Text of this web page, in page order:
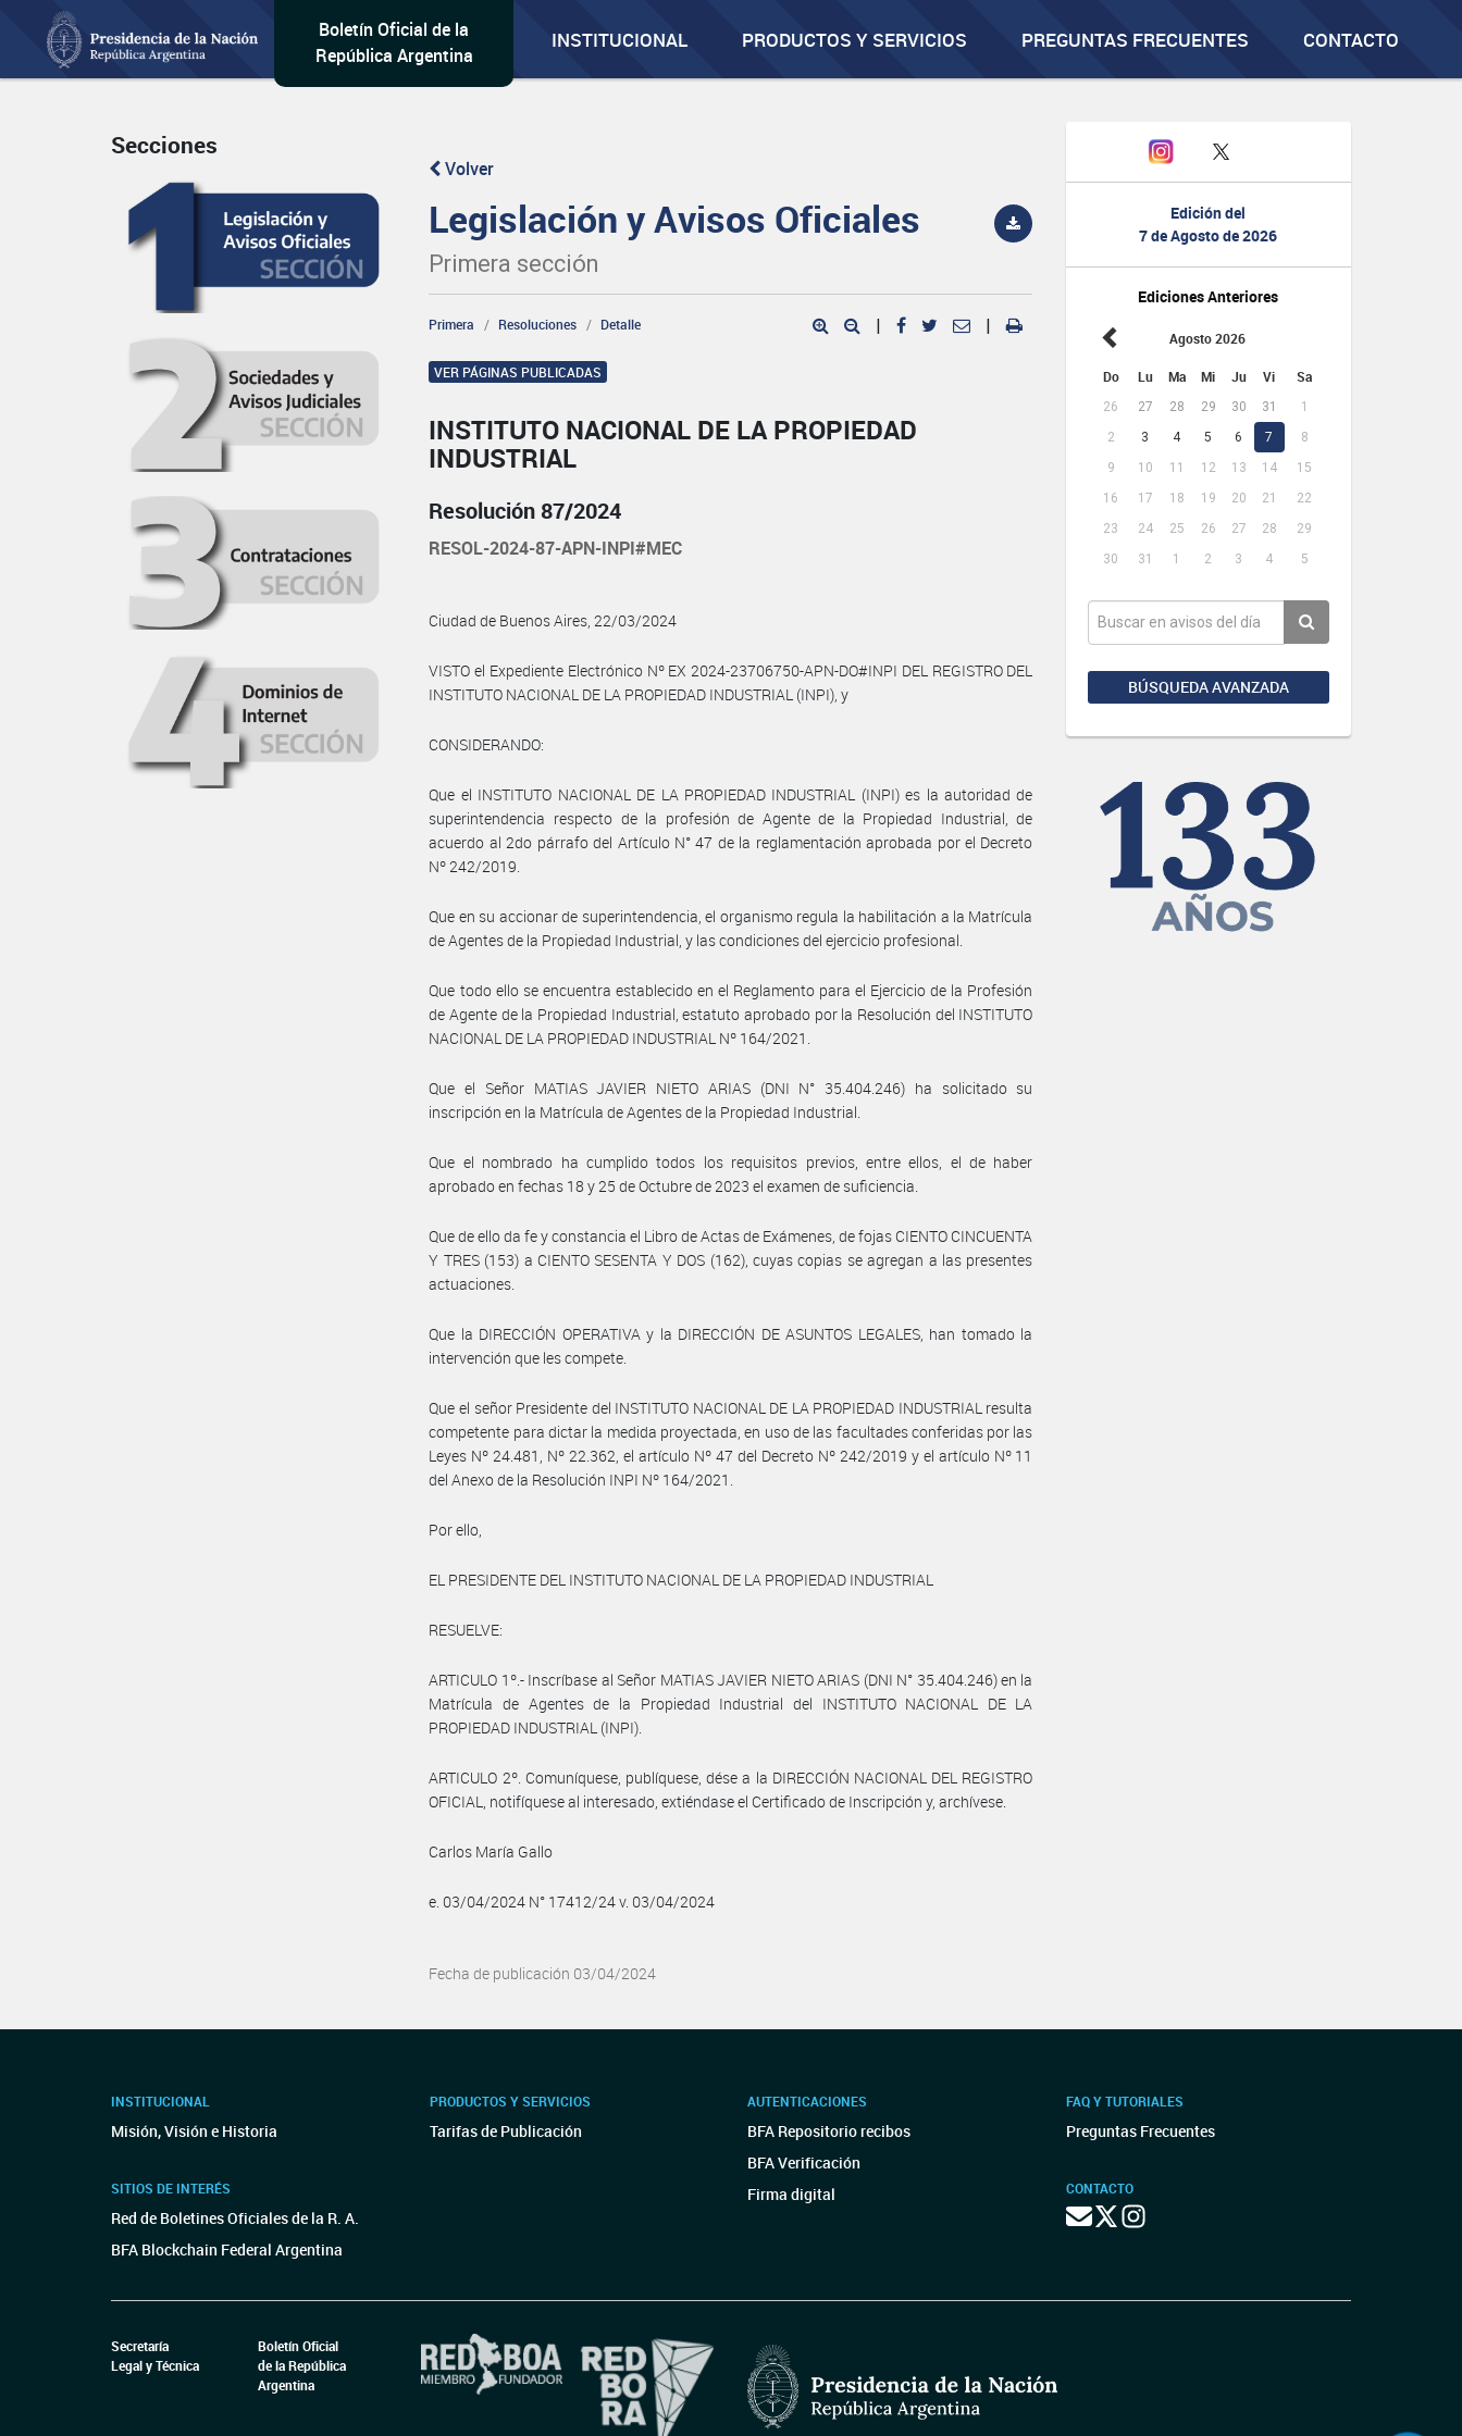
Boletín Oficial de la
República Argentina
INSTITUCIONAL PRODUCTOS Y SERVICIOS PREGUNTAS FRECUENTES CONTACTO
Edición del
7 de Agosto de 2026
Ediciones Anteriores
Agosto 2026
Do Lu Ma Mi Ju Vi Sa
26 27 28 29 30 31
1
2
3 4 5 6 7
8
9
10 11 12 13 14
15
16
17 18 19 20 21
22
23
24 25 26 27 28
29
30
31 1 2 3 4 5
BÚSQUEDA AVANZADA
Secciones
Volver
Legislación y Avisos Oficiales
Primera sección
Primera Resoluciones Detalle | |
VER PÁGINAS PUBLICADAS
INSTITUTO NACIONAL DE LA PROPIEDAD
INDUSTRIAL
Resolución 87/2024
RESOL-2024-87-APN-INPI#MEC
Ciudad de Buenos Aires, 22/03/2024
VISTO el Expediente Electrónico Nº EX 2024-23706750-APN-DO#INPI DEL REGISTRO DEL
INSTITUTO NACIONAL DE LA PROPIEDAD INDUSTRIAL (INPI), y
CONSIDERANDO:
Que el INSTITUTO NACIONAL DE LA PROPIEDAD INDUSTRIAL (INPI) es la autoridad de
superintendencia respecto de la profesión de Agente de la Propiedad Industrial, de
acuerdo al 2do párrafo del Artículo N° 47 de la reglamentación aprobada por el Decreto
Nº 242/2019.
Que en su accionar de superintendencia, el organismo regula la habilitación a la Matrícula
de Agentes de la Propiedad Industrial, y las condiciones del ejercicio profesional.
Que todo ello se encuentra establecido en el Reglamento para el Ejercicio de la Profesión
de Agente de la Propiedad Industrial, estatuto aprobado por la Resolución del INSTITUTO
NACIONAL DE LA PROPIEDAD INDUSTRIAL Nº 164/2021.
Que el Señor MATIAS JAVIER NIETO ARIAS (DNI N° 35.404.246) ha solicitado su
inscripción en la Matrícula de Agentes de la Propiedad Industrial.
Que el nombrado ha cumplido todos los requisitos previos, entre ellos, el de haber
aprobado en fechas 18 y 25 de Octubre de 2023 el examen de suficiencia.
Que de ello da fe y constancia el Libro de Actas de Exámenes, de fojas CIENTO CINCUENTA
Y TRES (153) a CIENTO SESENTA Y DOS (162), cuyas copias se agregan a las presentes
actuaciones.
Que la DIRECCIÓN OPERATIVA y la DIRECCIÓN DE ASUNTOS LEGALES, han tomado la
intervención que les compete.
Que el señor Presidente del INSTITUTO NACIONAL DE LA PROPIEDAD INDUSTRIAL resulta
competente para dictar la medida proyectada, en uso de las facultades conferidas por las
Leyes Nº 24.481, Nº 22.362, el artículo Nº 47 del Decreto Nº 242/2019 y el artículo Nº 11
del Anexo de la Resolución INPI Nº 164/2021.
Por ello,
EL PRESIDENTE DEL INSTITUTO NACIONAL DE LA PROPIEDAD INDUSTRIAL
RESUELVE:
ARTICULO 1º.- Inscríbase al Señor MATIAS JAVIER NIETO ARIAS (DNI N° 35.404.246) en la
Matrícula de Agentes de la Propiedad Industrial del INSTITUTO NACIONAL DE LA
PROPIEDAD INDUSTRIAL (INPI).
ARTICULO 2º. Comuníquese, publíquese, dése a la DIRECCIÓN NACIONAL DEL REGISTRO
OFICIAL, notifíquese al interesado, extiéndase el Certificado de Inscripción y, archívese.
Carlos María Gallo
e. 03/04/2024 N° 17412/24 v. 03/04/2024
Fecha de publicación 03/04/2024
INSTITUCIONAL
Misión, Visión e Historia
SITIOS DE INTERÉS
Red de Boletines Oficiales de la R. A.
BFA Blockchain Federal Argentina
PRODUCTOS Y SERVICIOS
Tarifas de Publicación
AUTENTICACIONES
BFA Repositorio recibos
BFA Verificación
Firma digital
FAQ Y TUTORIALES
Preguntas Frecuentes
CONTACTO
Secretaría
Legal y Técnica
Boletín Oficial
de la República
Argentina